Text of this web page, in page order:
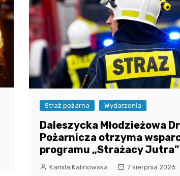
Straż pożarna Wydarzenia
Daleszycka Młodzieżowa
Pożarnicza otrzyma
programu „Strażacy Jutra”
Kamila Kalinowska 7 sierpnia 2026